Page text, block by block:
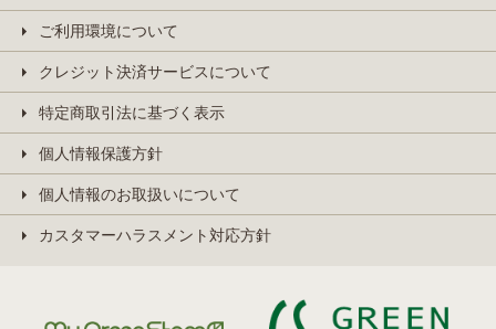
ご利用環境について
クレジット決済サービスについて
特定商取引法に基づく表示
個人情報保護方針
個人情報のお取扱いについて
カスタマーハラスメント対応方針